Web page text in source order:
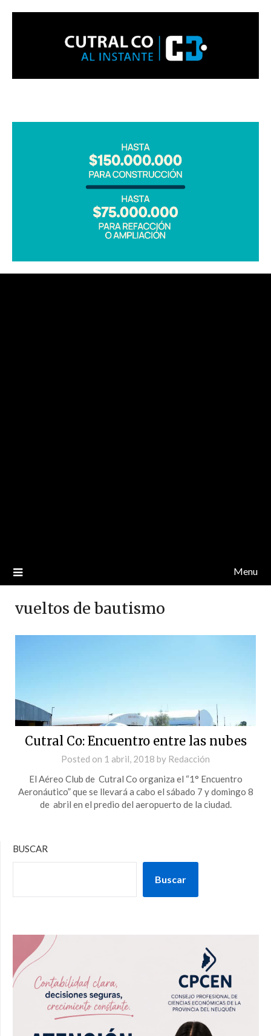
Menu
vueltos de bautismo
Cutral Co: Encuentro entre las nubes
Posted on 1 abril, 2018 by Redacción
El Aéreo Club de Cutral Co organiza el “1° Encuentro
Aeronáutico” que se llevará a cabo el sábado 7 y domingo 8
de abril en el predio del aeropuerto de la ciudad.
BUSCAR
Buscar